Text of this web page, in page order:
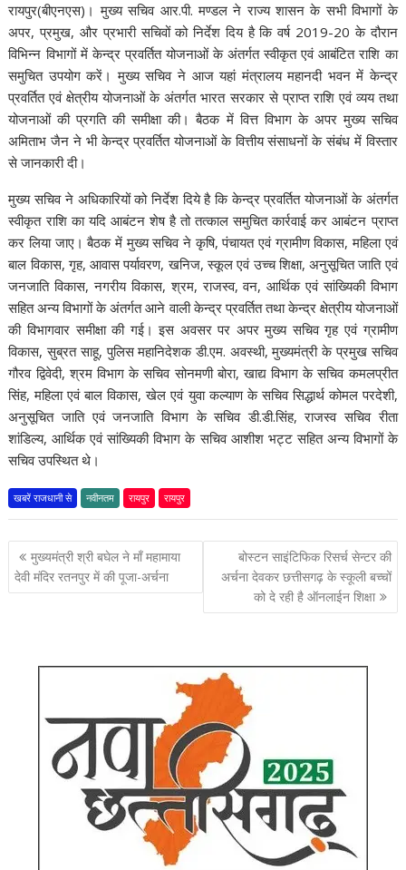
रायपुर(बीएनएस) । मुख्य सचिव आर.पी. मण्डल ने राज्य शासन के सभी विभागों के
अपर, प्रमुख, और प्रभारी सचिवों को निर्देश दिय है कि वर्ष 2019-20 के दौरान
विभिन्न विभागों में केन्द्र प्रवर्तित योजनाओं के अंतर्गत स्वीकृत एवं आबंटित राशि का
समुचित उपयोग करें। मुख्य सचिव ने आज यहां मंत्रालय महानदी भवन में केन्द्र
प्रवर्तित एवं क्षेत्रीय योजनाओं के अंतर्गत भारत सरकार से प्राप्त राशि एवं व्यय तथा
योजनाओं की प्रगति की समीक्षा की। बैठक में वित्त विभाग के अपर मुख्य सचिव
अमिताभ जैन ने भी केन्द्र प्रवर्तित योजनाओं के वित्तीय संसाधनों के संबंध में विस्तार
से जानकारी दी।
मुख्य सचिव ने अधिकारियों को निर्देश दिये है कि केन्द्र प्रवर्तित योजनाओं के अंतर्गत
स्वीकृत राशि का यदि आबंटन शेष है तो तत्काल समुचित कार्रवाई कर आबंटन प्राप्त
कर लिया जाए। बैठक में मुख्य सचिव ने कृषि, पंचायत एवं ग्रामीण विकास, महिला एवं
बाल विकास, गृह, आवास पर्यावरण, खनिज, स्कूल एवं उच्च शिक्षा, अनुसूचित जाति एवं
जनजाति विकास, नगरीय विकास, श्रम, राजस्व, वन, आर्थिक एवं सांख्यिकी विभाग
सहित अन्य विभागों के अंतर्गत आने वाली केन्द्र प्रवर्तित तथा केन्द्र क्षेत्रीय योजनाओं
की विभागवार समीक्षा की गई। इस अवसर पर अपर मुख्य सचिव गृह एवं ग्रामीण
विकास, सुब्रत साहू, पुलिस महानिदेशक डी.एम. अवस्थी, मुख्यमंत्री के प्रमुख सचिव
गौरव द्विवेदी, श्रम विभाग के सचिव सोनमणी बोरा, खाद्य विभाग के सचिव कमलप्रीत
सिंह, महिला एवं बाल विकास, खेल एवं युवा कल्याण के सचिव सिद्धार्थ कोमल परदेशी,
अनुसूचित जाति एवं जनजाति विभाग के सचिव डी.डी.सिंह, राजस्व सचिव रीता
शांडिल्य, आर्थिक एवं सांख्यिकी विभाग के सचिव आशीश भट्ट सहित अन्य विभागों के
सचिव उपस्थित थे।
खबरें राजधानी से नवीनतम रायपुर रायपुर
पोस्ट
नेविगेशन
मुख्यमंत्री श्री बघेल ने माँ महामाया
देवी मंदिर रतनपुर में की पूजा-अर्चना
बोस्टन साइंटिफिक रिसर्च सेन्टर की
अर्चना देवकर छत्तीसगढ़ के स्कूली बच्चों
को दे रही है ऑनलाईन शिक्षा